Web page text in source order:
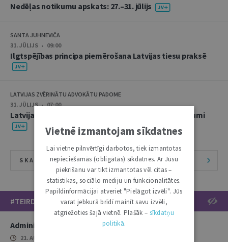
Nedēļas notikumu apskats: 27.–31. jūlijs
SANTA JUHNEVIČA
31. JŪLIJS • 09:00
Ilgtspējības principa piemērošana Latvijas tiesu praksē
LATVIJAS ZVĒRINĀTU ADVOKĀTU PADOME
31. JŪLIJS • 07:00
Latvijas Zvērinātu advokātu padomes aktuālie lēmumi
SKATĪT VISU ŽURNĀLU
#TEIRDARBS
Administratīvi tiesiskās nodaļas vecāko juristu
21. AUGUSTS
Vietnē izmantojam sīkdatnes
Lai vietne pilnvērtīgi darbotos, tiek izmantotas
nepieciešamās (obligātās) sīkdatnes. Ar Jūsu
piekrišanu var tikt izmantotas vēl citas –
statistikas, sociālo mediju un funkcionalitātes.
Papildinformācijai atveriet "Pielāgot izvēli". Jūs
varat jebkurā brīdī mainīt savu izvēli,
atgriežoties šajā vietnē. Plašāk – sīkdatņu
politikā.